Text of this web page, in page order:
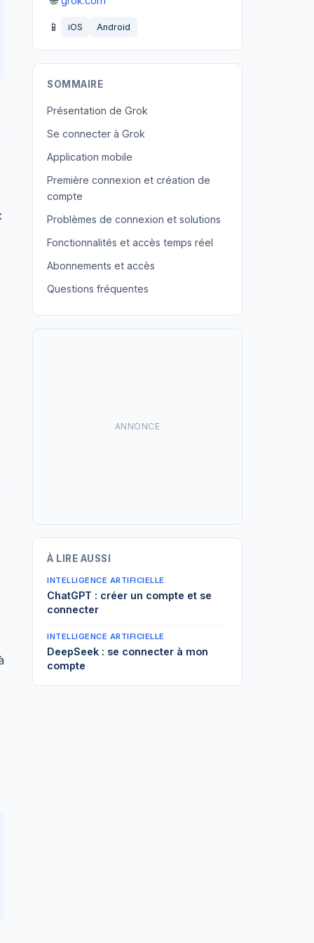
📱 iOS Android
SOMMAIRE
Présentation de Grok
Se connecter à Grok
Application mobile
Première connexion et création de
compte
Problèmes de connexion et solutions
Fonctionnalités et accès temps réel
Abonnements et accès
Questions fréquentes
ANNONCE
À LIRE AUSSI
INTELLIGENCE ARTIFICIELLE
ChatGPT : créer un compte et se
connecter
INTELLIGENCE ARTIFICIELLE
DeepSeek : se connecter à mon
compte